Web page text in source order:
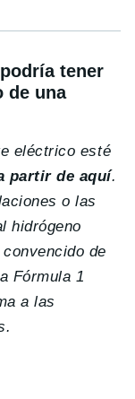
tener
de una
eléctrico esté
partir de aquí.
o las
hidrógeno
de
Fórmula 1
a las